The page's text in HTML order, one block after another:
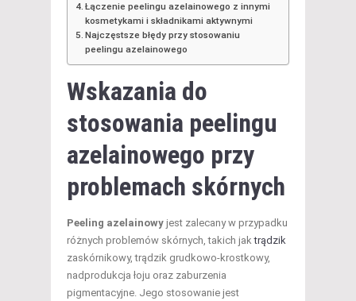
Łączenie peelingu azelainowego z innymi
kosmetykami i składnikami aktywnymi
Najczęstsze błędy przy stosowaniu
peelingu azelainowego
Wskazania do
stosowania peelingu
azelainowego przy
problemach skórnych
Peeling azelainowy jest zalecany w przypadku
różnych problemów skórnych, takich jaktrądzik
zaskórnikowy, trądzik grudkowo-krostkowy,
nadprodukcja łoju oraz zaburzenia
pigmentacyjne. Jego stosowanie jest